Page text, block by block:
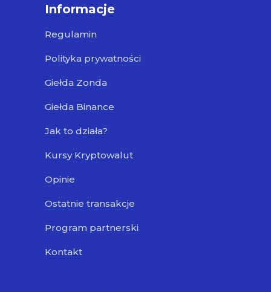
Informacje
Regulamin
Polityka prywatności
Giełda Zonda
Giełda Binance
Jak to działa?
Kursy Kryptowalut
Opinie
Ostatnie transakcje
Program partnerski
Kontakt